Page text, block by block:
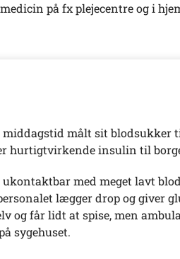
på fx plejecentre og i
målt sit blodsukker
hurtigtvirkende insulin til
med meget lavt
lægger drop og giver
og får lidt at spise, men
sygehuset.